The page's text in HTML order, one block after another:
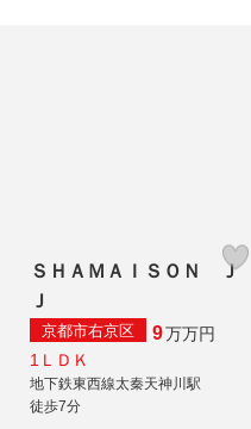
ＳＨＡＭＡＩＳＯＮ Ｊ
Ｊ
京都市右京区 9万万円
1ＬＤＫ
地下鉄東西線太秦天神川駅
徒歩7分